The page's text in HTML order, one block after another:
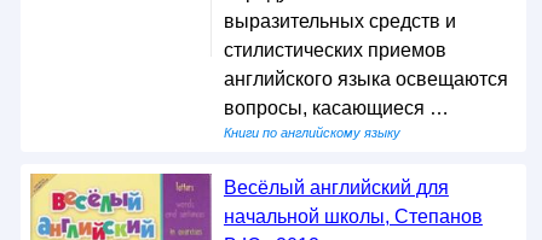
выразительных средств и
стилистических приемов
английского языка освещаются
вопросы, касающиеся …
Книги по английскому языку
Весёлый английский для
начальной школы, Степанов